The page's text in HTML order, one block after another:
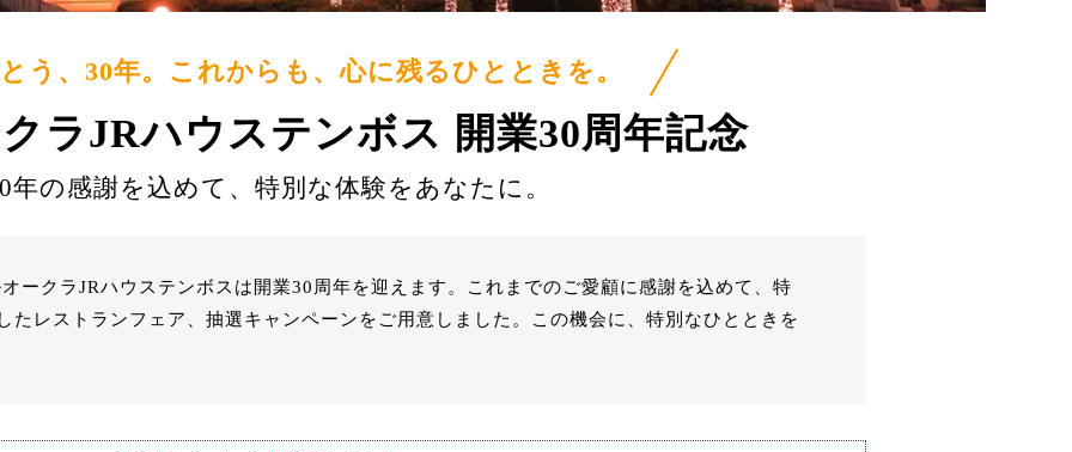
う、30年。これからも、心に残るひとときを。
ラJRハウステンボス 開業30周年記念
年の感謝を込めて、特別な体験をあなたに。
ークラJRハウステンボスは開業30周年を迎えます。
これまでのご愛顧に感謝を込めて、特
たレストランフェア、抽選キャンペーンをご用意しました。
この機会に、特別なひとときを